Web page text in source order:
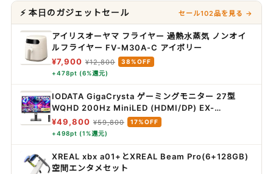
⚡ 本日のガジェットセール セール102品を見る →
アイリスオーヤマ フライヤー 過熱水蒸気 ノンオイ
ルフライヤー FV-M30A-C アイボリー
¥7,900 ¥12,800
38%OFF
+478pt (6%還元)
IODATA GigaCrysta ゲーミングモニター 27型
WQHD 200Hz MiniLED (HDMI/DP) EX-
GDQ271JLAQ
¥49,800 ¥59,800
17%OFF
+498pt (1%還元)
XREAL xbx a01+とXREAL Beam Pro(6+128GB)
空間エンタメセット